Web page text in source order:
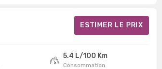
ESTIMER LE PRIX
5.4 L/100 Km
Consommation